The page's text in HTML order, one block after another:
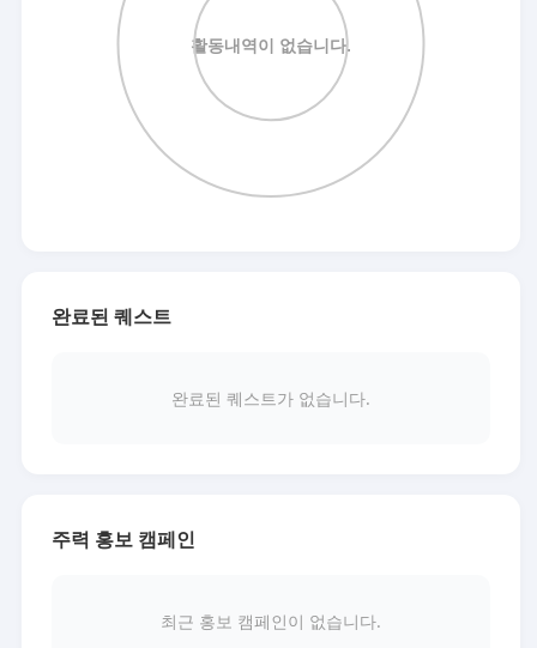
완료된 퀘스트
완료된 퀘스트가 없습니다.
주력 홍보 캠페인
최근 홍보 캠페인이 없습니다.